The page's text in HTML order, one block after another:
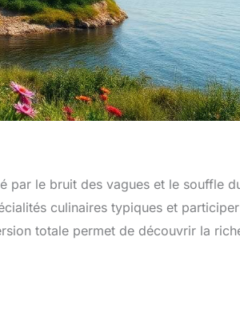
par le bruit des vagues et le souffle
culinaires typiques et
totale permet de découvrir la